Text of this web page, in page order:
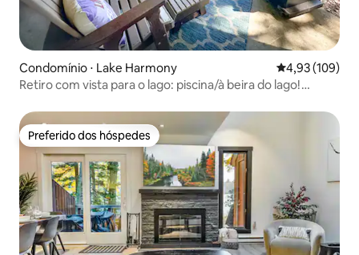
Condomínio ⋅ Lake Harmony 4,93 de uma
4,93 (109)
Retiro com vista para o lago: piscina/à beira do lago!
Preferido dos hóspedes
Preferido dos hóspedes